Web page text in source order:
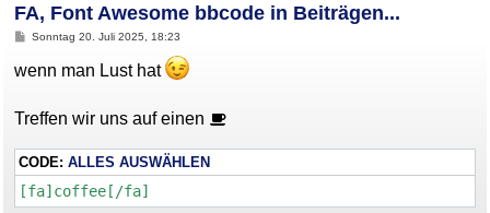
FA, Font Awesome bbcode in Beiträgen...
B
t
g
Sonntag 20. Juli 2025, 18:23
wenn man Lust hat
Treffen wir uns auf einen
CODE: ALLES AUSWÄHLEN
[fa]coffee[/fa]